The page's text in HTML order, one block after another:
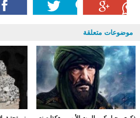
موضوعات متعلقة